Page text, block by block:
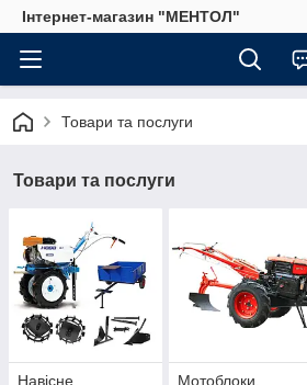
Інтернет-магазин "МЕНТОЛ"
Товари та послуги
Товари та послуги
Навісне
Мотоблоки,